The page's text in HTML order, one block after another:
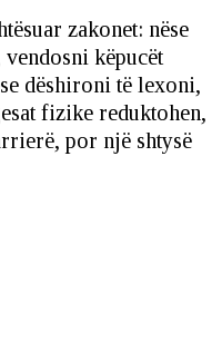
zakonet: nëse
këpucët
dëshironi të lexoni,
fizike reduktohen,
por një shtysë